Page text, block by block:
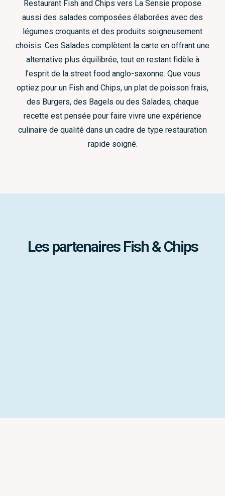
Restaurant Fish and Chips vers La Sensie propose
aussi des salades composées élaborées avec des
légumes croquants et des produits soigneusement
choisis. Ces Salades complètent la carte en offrant une
alternative plus équilibrée, tout en restant fidèle à
l’esprit de la street food anglo-saxonne. Que vous
optiez pour un Fish and Chips, un plat de poisson frais,
des Burgers, des Bagels ou des Salades, chaque
recette est pensée pour faire vivre une expérience
culinaire de qualité dans un cadre de type restauration
rapide soigné.
Les partenaires Fish & Chips